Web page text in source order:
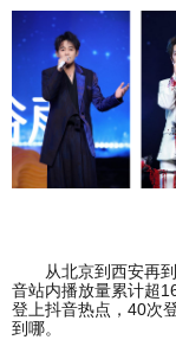
从北京到西安再
音站内播放量累计超
登上抖音热点，40次
到哪。